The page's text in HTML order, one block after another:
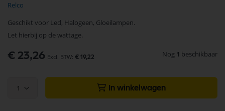
Relco
Geschikt voor Led, Halogeen, Gloeilampen.
Let hierbij op de wattage.
€ 23,26 € 19,22 Nog 1 beschikbaar
1 In winkelwagen
van
afbeeldingen-
gallerij